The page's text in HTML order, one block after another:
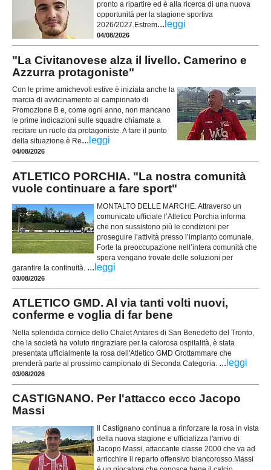
pronto a ripartire ed è alla ricerca di una nuova
opportunità per la stagione sportiva
2026/2027.Estrem... leggi
04/08/2026
"La Civitanovese alza il livello. Camerino e
Azzurra protagoniste"
Con le prime amichevoli estive è iniziata anche la
marcia di avvicinamento al campionato di
Promozione B e, come ogni anno, non mancano
le prime indicazioni sulle squadre chiamate a
recitare un ruolo da protagoniste. A fare il punto
della situazione è Re... leggi
04/08/2026
ATLETICO PORCHIA. "La nostra comunità
vuole continuare a fare sport"
MONTALTO DELLE MARCHE. Attraverso un
comunicato ufficiale l’Atletico Porchia informa
che non sussistono più le condizioni per
proseguire l’attività presso l’impianto comunale.
Forte la preoccupazione nell’intera comunità che
spera vengano trovate delle soluzioni per
garantire la continuità. ... leggi
03/08/2026
ATLETICO GMD. Al via tanti volti nuovi,
conferme e voglia di far bene
Nella splendida cornice dello Chalet Antares di San Benedetto del Tronto,
che la società ha voluto ringraziare per la calorosa ospitalità, è stata
presentata ufficialmente la rosa dell'Atletico GMD Grottammare che
prenderà parte al prossimo campionato di Seconda Categoria. ... leggi
03/08/2026
CASTIGNANO. Per l'attacco ecco Jacopo
Massi
Il Castignano continua a rinforzare la rosa in vista
della nuova stagione e ufficializza l'arrivo di
Jacopo Massi, attaccante classe 2000 che va ad
arricchire il reparto offensivo biancorosso.Massi